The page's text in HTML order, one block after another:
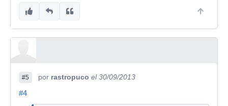
#5 por rastropuco el 30/09/2013
#4